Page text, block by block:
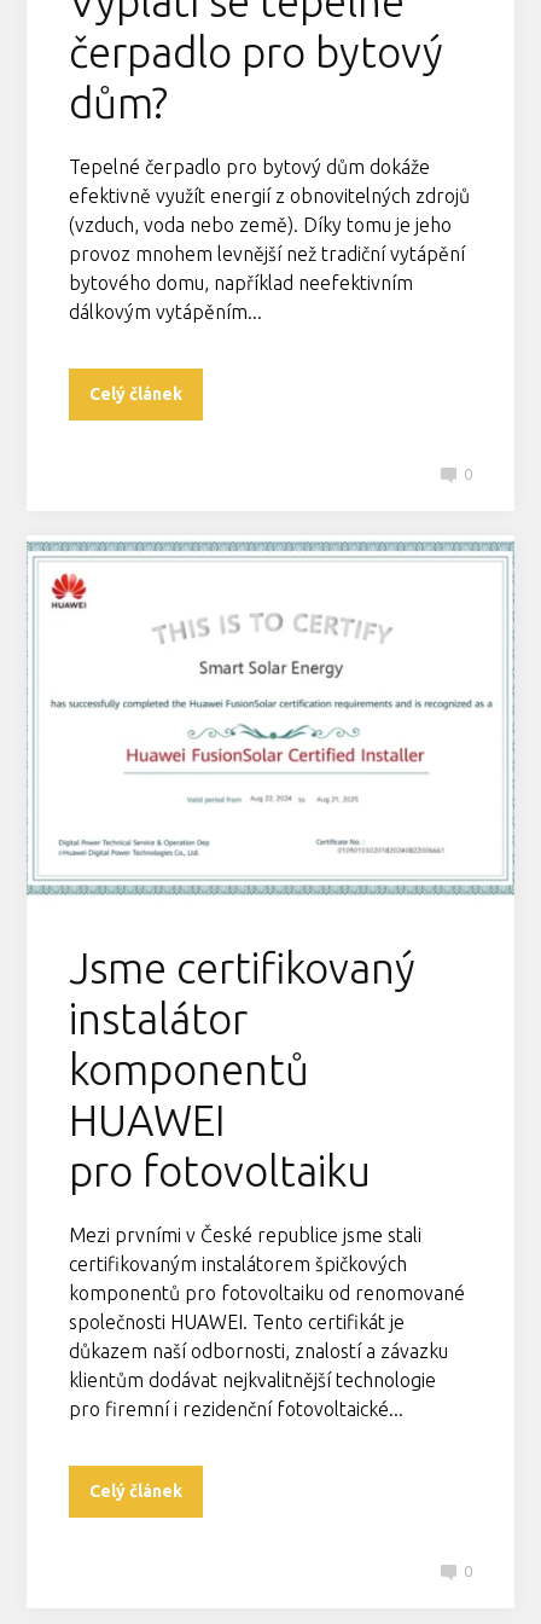
čerpadlo pro bytový
dům?
Tepelné čerpadlo pro bytový dům dokáže
efektivně využít energií z obnovitelných zdrojů
(vzduch, voda nebo země). Díky tomu je jeho
provoz mnohem levnější než tradiční vytápění
bytového domu, například neefektivním
dálkovým vytápěním...
Celý článek
0
Jsme certifikovaný
instalátor
komponentů
HUAWEI
pro fotovoltaiku
Mezi prvními v České republice jsme stali
certifikovaným instalátorem špičkových
komponentů pro fotovoltaiku od renomované
společnosti HUAWEI. Tento certifikát je
důkazem naší odbornosti, znalostí a závazku
klientům dodávat nejkvalitnější technologie
pro firemní i rezidenční fotovoltaické...
Celý článek
0